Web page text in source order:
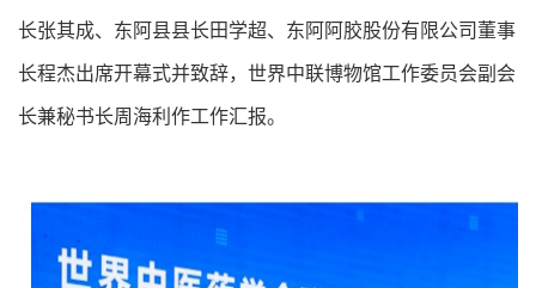
长张其成、东阿县县长田学超、东阿阿胶股份有限公司董事
长程杰出席开幕式并致辞，世界中联博物馆工作委员会副会
长兼秘书长周海利作工作汇报。